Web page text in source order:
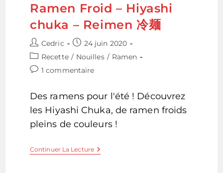
Ramen Froid – Hiyashi
chuka – Reimen 冷麺
Auteur/autrice
de
la
publication :
Cedric
Publication
publiée :
24 juin 2020
Post
category:
Recette / Nouilles / Ramen
Commentaires
publication :
1 commentaire
Des ramens pour l'été ! Découvrez
les Hiyashi Chuka, de ramen froids
pleins de couleurs !
Continuer La LectureRamen
Froid